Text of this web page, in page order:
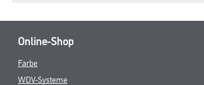
Online-Shop
Farbe
WDV-Systeme